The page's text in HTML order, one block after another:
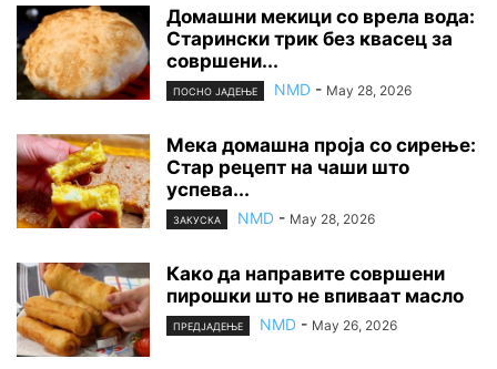
Домашни мекици со врела вода:
Старински трик без квасец за
совршени...
ПОСНО ЈАДЕЊЕ NMD - May 28, 2026
Мека домашна проја со сирење:
Стар рецепт на чаши што
успева...
ЗАКУСКА NMD - May 28, 2026
Како да направите совршени
пирошки што не впиваат масло
ПРЕДЈАДЕЊЕ NMD - May 26, 2026